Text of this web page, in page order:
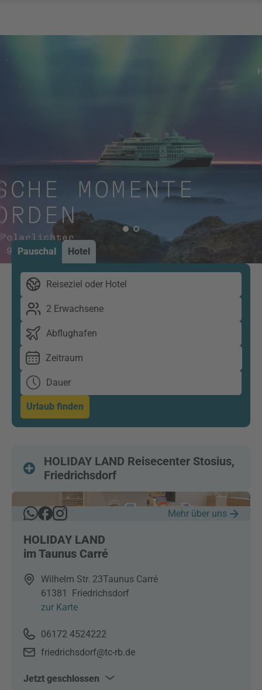
Pauschal Hotel
Reiseziel oder Hotel
2 Erwachsene
Abflughafen
Zeitraum
Dauer
Urlaub finden
HOLIDAY LAND Reisecenter Stosius,
Friedrichsdorf
Mehr über uns
HOLIDAY LAND
im Taunus Carré
Wilhelm Str. 23Taunus Carré
61381
Friedrichsdorf
zur Karte
06172 4524222
friedrichsdorf@tc-rb.de
Jetzt geschlossen